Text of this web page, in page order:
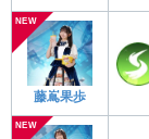
藤嶌果歩